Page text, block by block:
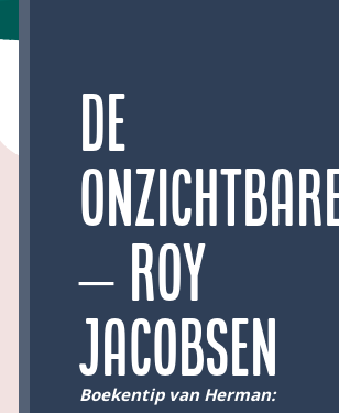
De
– Roy
Jacobsen
Boekentip van Herman: